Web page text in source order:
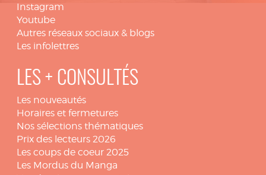
Instagram
Youtube
Autres réseaux sociaux & blogs
Les infolettres
LES + CONSULTÉS
Les nouveautés
Horaires et fermetures
Nos sélections thématiques
Prix des lecteurs 2026
Les coups de coeur 2025
Les Mordus du Manga